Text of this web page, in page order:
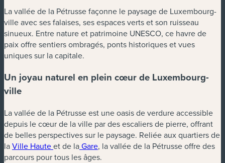
La vallée de la Pétrusse façonne le paysage de Luxembourg-
ville avec ses falaises, ses espaces verts et son ruisseau
sinueux. Entre nature et patrimoine UNESCO, ce havre de
paix offre sentiers ombragés, ponts historiques et vues
uniques sur la capitale.
Un joyau naturel en plein cœur de Luxembourg-
ville
La vallée de la Pétrusse est une oasis de verdure accessible
depuis le cœur de la ville par des escaliers de pierre, offrant
de belles perspectives sur le paysage. Reliée aux quartiers de
laVille Hauteet de laGare, la vallée de la Pétrusse offre des
parcours pour tous les âges.